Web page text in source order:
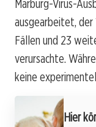
Marburg-Virus-
ausgearbeitet,
Fällen und 23
verursachte.
keine
Hier